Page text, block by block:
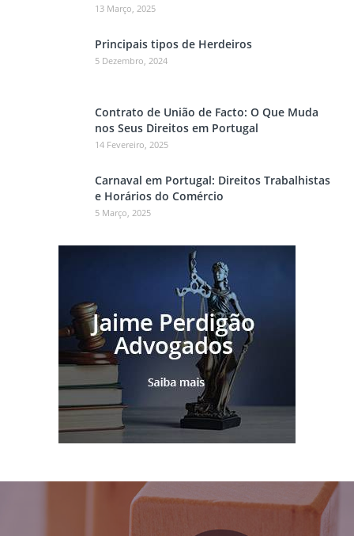
13 Março, 2025
Principais tipos de Herdeiros
5 Dezembro, 2024
Contrato de União de Facto: O Que Muda
nos Seus Direitos em Portugal
14 Fevereiro, 2025
Carnaval em Portugal: Direitos Trabalhistas
e Horários do Comércio
5 Março, 2025